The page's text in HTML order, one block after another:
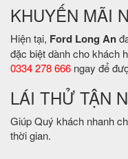
KHUYẾN MÃI
Hiện tại, Ford Long An
đặc biệt dành cho khách
0334 278 666 ngay để
LÁI THỬ TẬN
Giúp Quý khách nhanh
thời gian.